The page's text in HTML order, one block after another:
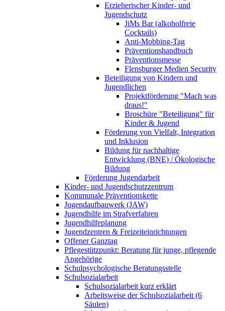
Erzieherischer Kinder- und
Jugendschutz
JiMs Bar (alkoholfreie
Cocktails)
Anti-Mobbing-Tag
Präventionshandbuch
Präventionsmesse
Flensburger Medien Security
Beteiligung von Kindern und
Jugendlichen
Projektförderung "Mach was
draus!"
Broschüre "Beteiligung" für
Kinder & Jugend
Förderung von Vielfalt, Integration
und Inklusion
Bildung für nachhaltige
Entwicklung (BNE) / Ökologische
Bildung
Förderung Jugendarbeit
Kinder- und Jugendschutzzentrum
Kommunale Präventionskette
Jugendaufbauwerk (JAW)
Jugendhilfe im Strafverfahren
Jugendhilfeplanung
Jugendzentren & Freizeiteinrichtungen
Offener Ganztag
Pflegestützpunkt: Beratung für junge, pflegende
Angehörige
Schulpsychologische Beratungsstelle
Schulsozialarbeit
Schulsozialarbeit kurz erklärt
Arbeitsweise der Schulsozialarbeit (6
Säulen)